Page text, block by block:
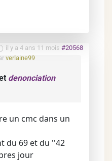
il y a 4 ans 11 mois #20568
verlaine99
denonciation
un cmc dans un
du 69 et du ''42
jour